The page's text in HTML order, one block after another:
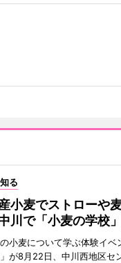
る
小麦でストローや
川で「小麦の学校
小麦について学ぶ体験イベ
が8月22日、中川西地区セ